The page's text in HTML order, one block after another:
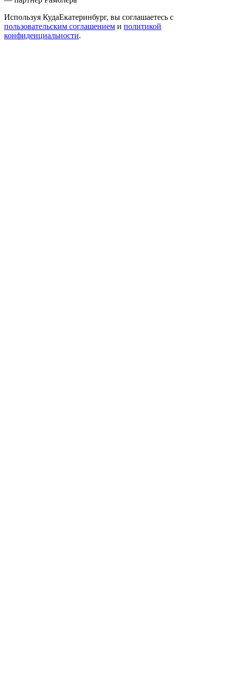
Используя КудаЕкатеринбург, вы соглашаетесь с
пользовательским соглашением и политикой
конфиденциальности.